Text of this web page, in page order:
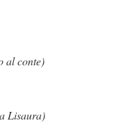
al conte)
Lisaura)